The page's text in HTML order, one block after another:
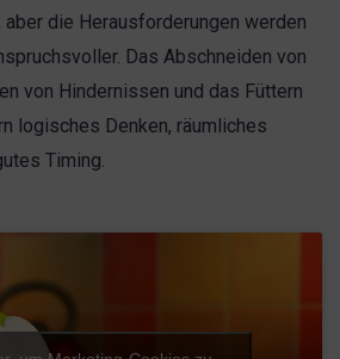
die Herausforderungen werden
Das Abschneiden von
von Hindernissen und das Füttern
logisches Denken, räumliches
Timing.